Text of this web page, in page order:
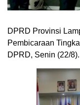
DPRD Provinsi
Pembicaraan
DPRD, Senin (22/8).